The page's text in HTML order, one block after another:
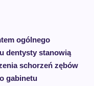
ogólnego
dentysty stanowią
schorzeń zębów
gabinetu